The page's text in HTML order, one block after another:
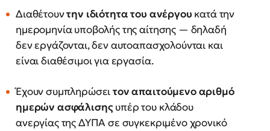
Διαθέτουντην ιδιότητα του ανέργου κατά την
ημερομηνία υποβολής της αίτησης — δηλαδή
δεν εργάζονται, δεν αυτοαπασχολούνται και
είναι διαθέσιμοι για εργασία.
Έχουν συμπληρώσειτον απαιτούμενο αριθμό
ημερών ασφάλισηςυπέρ του κλάδου
ανεργίας της ΔΥΠΑ σε συγκεκριμένο χρονικό